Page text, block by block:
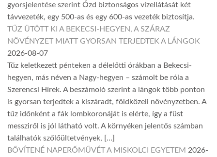
gyorsjelentése szerint Ózd biztonságos vízellátását két
távvezeték, egy 500-as és egy 600-as vezeték biztosítja.
TŰZ ÜTÖTT KI A BEKECSI-HEGYEN, A SZÁRAZ
NÖVÉNYZET MIATT GYORSAN TERJEDTEK A LÁNGOK
2026-08-07
Tűz keletkezett pénteken a délelőtti órákban a Bekecsi-
hegyen, más néven a Nagy-hegyen – számolt be róla a
Szerencsi Hírek. A beszámoló szerint a lángok több ponton
is gyorsan terjedtek a kiszáradt, földközeli növényzetben. A
tűz időnként a fák lombkoronáját is elérte, így a füst
messziről is jól látható volt. A környéken jelentős számban
találhatók szőlőültetvények, […]
BŐVÍTENÉ NAPERŐMŰVÉT A MISKOLCI EGYETEM 2026-